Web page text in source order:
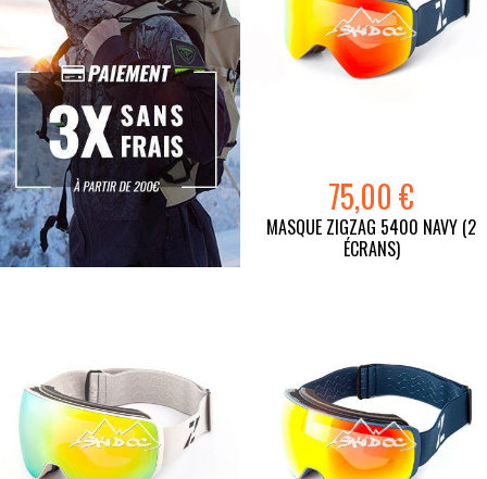
75,00 €
MASQUE ZIGZAG 5400 NAVY (2
ÉCRANS)